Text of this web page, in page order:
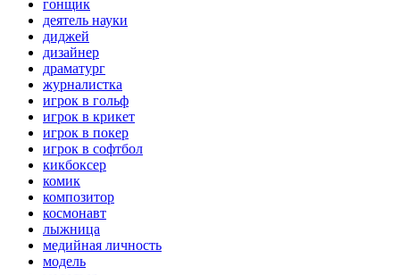
гонщик
деятель науки
диджей
дизайнер
драматург
журналистка
игрок в гольф
игрок в крикет
игрок в покер
игрок в софтбол
кикбоксер
комик
композитор
космонавт
лыжница
медийная личность
модель